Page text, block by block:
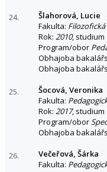
24.
Šlahorová, Lucie
Fakulta:
Rok: 2010, studium
Program/obor
Obhajoba
Obhajoba
25.
Šocová, Veronika
Fakulta:
Rok: 2017, studium
Program/obor
Obhajoba
26.
Večeřová, Šárka
Fakulta: